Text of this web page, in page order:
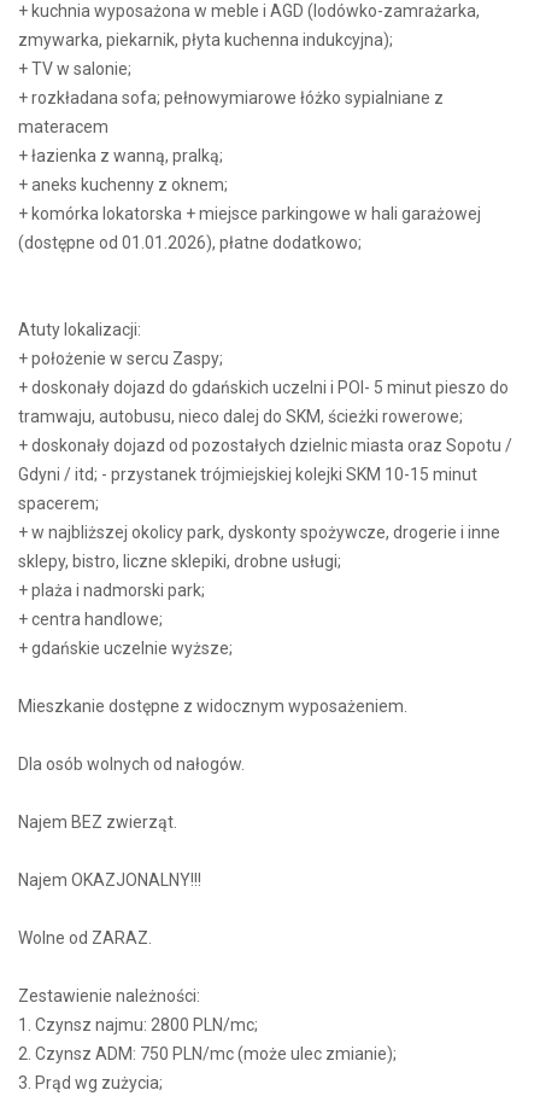
+ kuchnia wyposażona w meble i AGD (lodówko-zamrażarka,
zmywarka, piekarnik, płyta kuchenna indukcyjna);
+ TV w salonie;
+ rozkładana sofa; pełnowymiarowe łóżko sypialniane z
materacem
+ łazienka z wanną, pralką;
+ aneks kuchenny z oknem;
+ komórka lokatorska + miejsce parkingowe w hali garażowej
(dostępne od 01.01.2026), płatne dodatkowo;
Atuty lokalizacji:
+ położenie w sercu Zaspy;
+ doskonały dojazd do gdańskich uczelni i POI- 5 minut pieszo do
tramwaju, autobusu, nieco dalej do SKM, ścieżki rowerowe;
+ doskonały dojazd od pozostałych dzielnic miasta oraz Sopotu /
Gdyni / itd; - przystanek trójmiejskiej kolejki SKM 10-15 minut
spacerem;
+ w najbliższej okolicy park, dyskonty spożywcze, drogerie i inne
sklepy, bistro, liczne sklepiki, drobne usługi;
+ plaża i nadmorski park;
+ centra handlowe;
+ gdańskie uczelnie wyższe;
Mieszkanie dostępne z widocznym wyposażeniem.
Dla osób wolnych od nałogów.
Najem BEZ zwierząt.
Najem OKAZJONALNY!!!
Wolne od ZARAZ.
Zestawienie należności:
1. Czynsz najmu: 2800 PLN/mc;
2. Czynsz ADM: 750 PLN/mc (może ulec zmianie);
3. Prąd wg zużycia;